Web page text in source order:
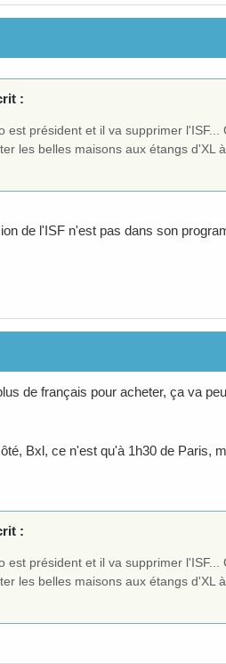
:
est président et il va supprimer
les belles maisons aux étangs d'XL
de l'ISF n'est pas dans son
de français pour acheter, ça va
Bxl, ce n'est qu'à 1h30 de Paris,
:
est président et il va supprimer
les belles maisons aux étangs d'XL